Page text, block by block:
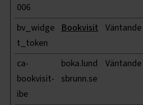
006
bv_widge
t_token
Bookvisit Väntande
ca-
bookvisit-
ibe
boka.lund
sbrunn.se
Väntande